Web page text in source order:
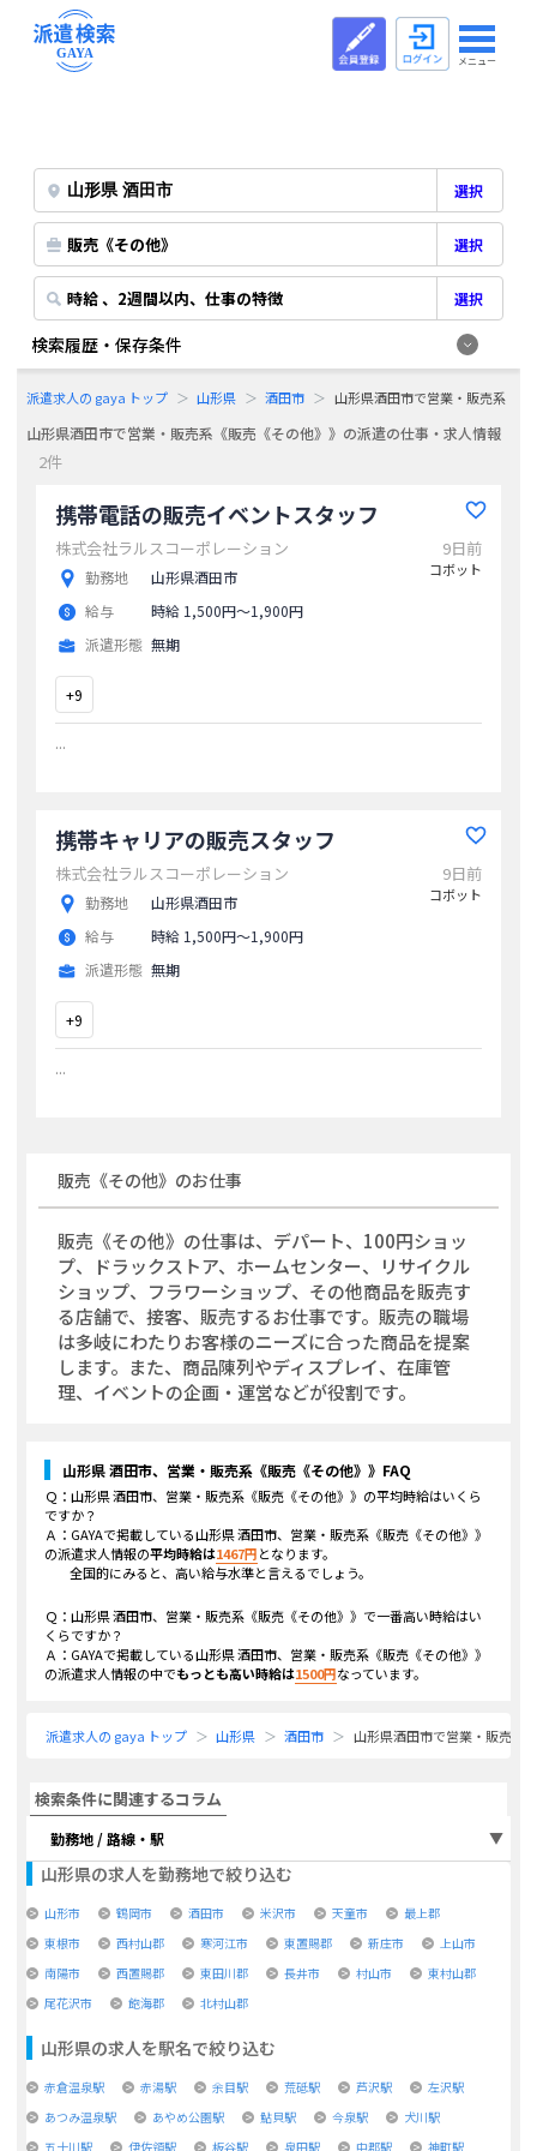
メニュー
選択
販売《その他》 選択
時給 、2週間以内、仕事の特徴 選択
検索履歴・保存条件
派遣求人の gaya トップ 山形県 酒田市 山形県酒田市で営業・販売系《
山形県酒田市で営業・販売系《販売《その他》》の派遣の仕事・求人情報
2件
携帯電話の販売イベントスタッフ
株式会社ラルスコーポレーション
勤務地
山形県酒田市
給与
時給 1,500円〜1,900円
派遣形態 無期
9日前
コボット
+9
...
携帯キャリアの販売スタッフ
株式会社ラルスコーポレーション
勤務地
山形県酒田市
給与
時給 1,500円〜1,900円
派遣形態 無期
9日前
コボット
+9
...
販売《その他》 のお仕事
販売《その他》の仕事は、デパート、100円ショッ
プ、ドラックストア、ホームセンター、リサイクル
ショップ、フラワーショップ、その他商品を販売す
る店舗で、接客、販売するお仕事です。販売の職場
は多岐にわたりお客様のニーズに合った商品を提案
します。また、商品陳列やディスプレイ、在庫管
理、イベントの企画・運営などが役割です。
山形県 酒田市、営業・販売系《販売《その他》》 FAQ
Ｑ： 山形県 酒田市、営業・販売系《販売《その他》》 の平均時給はいくら
ですか？
Ａ：GAYAで掲載している山形県 酒田市、営業・販売系《販売《その他》》
の派遣求人情報の平均時給は1467円となります。
全国的にみると、高い給与水準と言えるでしょう。
Ｑ： 山形県 酒田市、営業・販売系《販売《その他》》 で一番高い時給はい
くらですか？
Ａ：GAYAで掲載している山形県 酒田市、営業・販売系《販売《その他》》
の派遣求人情報の中でもっとも高い時給は1500円なっています。
派遣求人の gaya トップ 山形県 酒田市 山形県酒田市で営業・販売系
検索条件に関連するコラム
勤務地 / 路線・駅
山形県の求人を勤務地で絞り込む
山形市 鶴岡市 酒田市 米沢市 天童市
最上郡
東根市
西村山郡 寒河江市 東置賜郡 新庄市
上山市
南陽市
西置賜郡 東田川郡 長井市 村山市
東村山郡
尾花沢市
飽海郡 北村山郡
山形県の求人を駅名で絞り込む
赤倉温泉駅 赤湯駅 余目駅 荒砥駅 芦沢駅
左沢駅
あつみ温泉駅
あやめ公園駅 鮎貝駅 今泉駅
犬川駅
五十川駅
伊佐領駅 板谷駅 泉田駅 中郡駅 神町駅